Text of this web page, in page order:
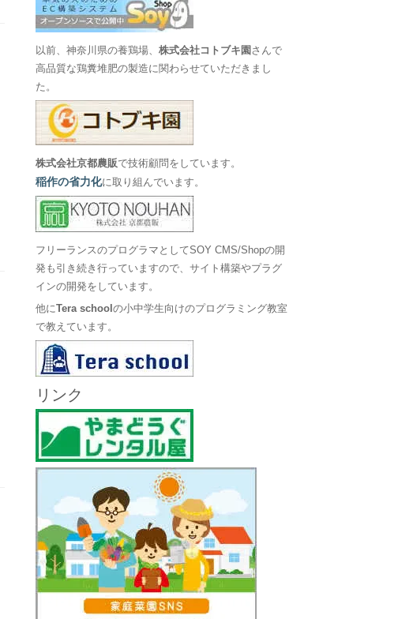
以前、神奈川県の養鶏場、株式会社コトブキ園 さんで
高品質な鶏糞堆肥の製造に関わらせていただきまし
た。
株式会社京都農販で技術顧問をしています。
稲作の省力化に取り組んでいます。
フリーランスのプログラマとしてSOY CMS/Shopの開
発も引き続き行っていますので、サイト構築やプラグ
インの開発をしています。
他にTera schoolの小中学生向けのプログラミング教室
で教えています。
リンク